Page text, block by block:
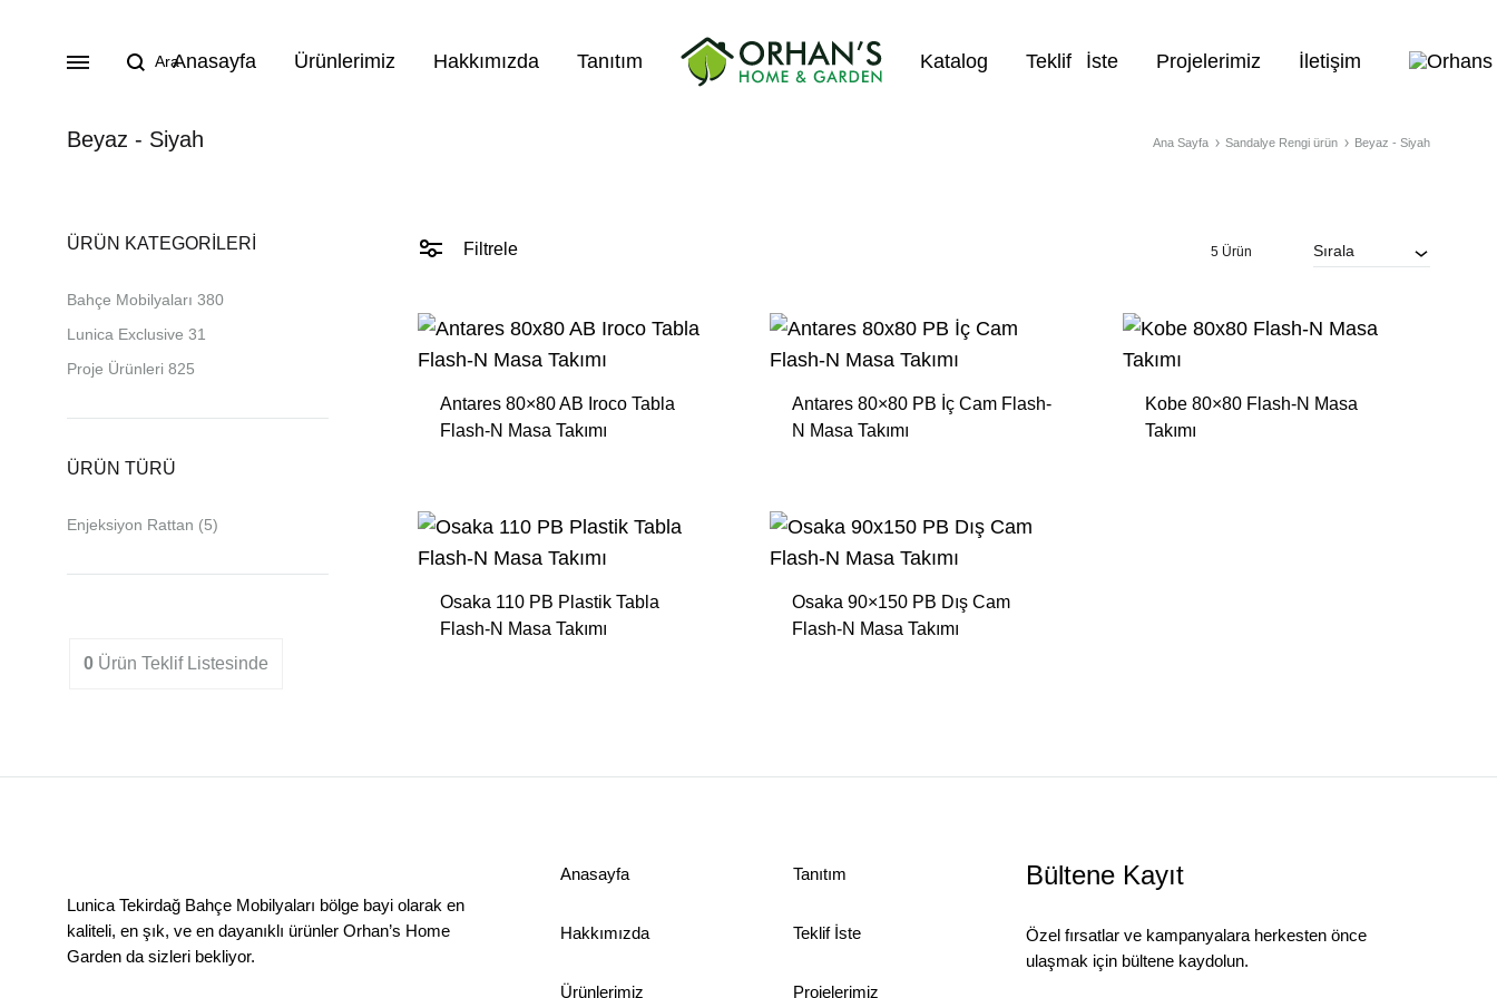
Anasayfa Ürünlerimiz
Lunica Bahçe Mobilyaları
Şezlonglar
Şemsiyeler
Sehpalar
Ahşap Sandalye
Metal Sandalye
Sedir
Masalar
Hakkımızda
Tanıtım
Katalog Teklif⠀İste Projelerimiz İletişim
Beyaz - Siyah Ana Sayfa Sandalye Rengi ürün Beyaz - Siyah
Filtrele Sırala
5 Ürün
Antares 80×80 AB Iroco Tabla
Flash-N Masa Takımı
Antares 80×80 PB İç Cam Flash-
N Masa Takımı
Kobe 80×80 Flash-N Masa
Takımı
Osaka 110 PB Plastik Tabla
Flash-N Masa Takımı
Osaka 90×150 PB Dış Cam
Flash-N Masa Takımı
ÜRÜN KATEGORILERI
Bahçe Mobilyaları 380
Lunica Exclusive 31
Proje Ürünleri 825
ÜRÜN TÜRÜ
Enjeksiyon Rattan (5)
0 Ürün Teklif Listesinde
Lunica Tekirdağ Bahçe Mobilyaları bölge bayi olarak en
kaliteli, en şık, ve en dayanıklı ürünler Orhan’s Home
Garden da sizleri bekliyor.
Anasayfa
Hakkımızda
Ürünlerimiz
Tanıtım
Teklif İste
Projelerimiz
Bültene Kayıt
Özel fırsatlar ve kampanyalara herkesten önce
ulaşmak için bültene kaydolun.